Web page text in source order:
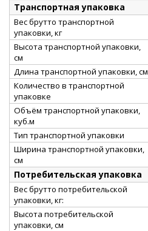
Транспортная упаковка
Вес брутто транспортной
упаковки, кг
Высота транспортной упаковки,
см
Длина транспортной упаковки, см
Количество в транспортной
упаковке
Объём транспортной упаковки,
куб.м
Тип транспортной упаковки
Ширина транспортной упаковки,
см
Потребительская упаковка
Вес брутто потребительской
упаковки, кг:
Высота потребительской
упаковки, см